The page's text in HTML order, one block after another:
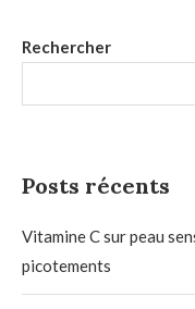
Rechercher
Posts récents
Vitamine C sur peau
picotements